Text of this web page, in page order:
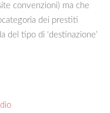
convenzioni) ma che
dei prestiti
del tipo di ‘destinazione’